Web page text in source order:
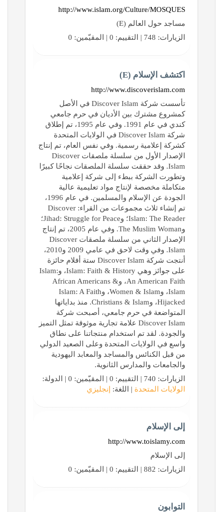
http://www.islam.org/Culture/MOSQUES
مساجد حول العالم (E)
الزيارات: 748 | التقييم: 0 | المقيّمين: 0
اكتشف الإسلام (E)
http://www.discoverislam.com
تأسست شركة Discover Islam في الأصل
كمشروع مشترك بين الأديان في حرم جامعي
كندي في عام 1991. وفي عام 1995، تم إطلاق
شركة Discover Islam في الولايات المتحدة
كشركة إعلامية رسمية. وفي نفس العام، تم إنتاج
الإصدار الأول من سلسلة ملصقات Discover
Islam. وقد حققت سلسلة الملصقات نجاحًا كبيرًا
وتطورت الشركة ببطء إلى شركة إعلامية
متكاملة مخصصة لإنتاج مواد تعليمية عالية
الجودة عن الإسلام والمسلمين. في عام 1996،
تم إنشاء ثلاث مجموعات من القراء: Discover
Islam: The Reader؛ وJihad: Struggle for Peace؛
وThe Muslim Woman. وفي عام 2005، تم إنتاج
الإصدار الثاني من سلسلة ملصقات Discover
Islam. وفي وقت لاحق في عامي 2009 و2010،
أنتجت شركة Discover Islam ستة أفلام حائزة
على جوائز وهي Islam: Faith & History، وIslam:
An American Faith، وAfrican Americans &
Islam، وWomen & Islam، وIslam: A Faith
Hijacked، وChristians & Islam. منذ بداياتها
المتواضعة في حرم جامعي، أصبحت شركة
Discover Islam علامة تجارية موثوقة تمثل التميز
والجودة. لقد تم استخدام منتجاتنا على نطاق
واسع في الولايات المتحدة وعلى الصعيد الدولي
من قبل الكنائس والمساجد والمعابد اليهودية
والجامعات والمدارس الثانوية.
الزيارات: 740 | التقييم: 0 | المقيّمين: 0 | الدولة:
الولايات المتحدة | اللغة: إنجليزي
إلى الإسلام
http://www.toislamy.com
إلى الإسلام
الزيارات: 882 | التقييم: 0 | المقيّمين: 0
التوابون